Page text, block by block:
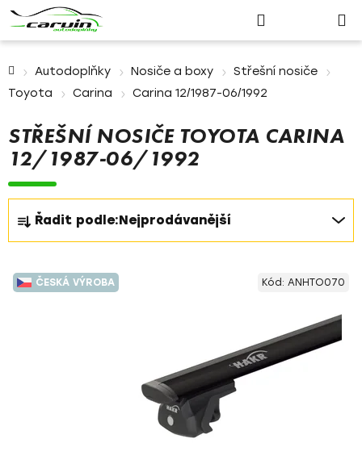
Přihlášení
košík
Autodoplňky Nosiče a boxy
Střešní nosiče
Toyota
Carina Carina 12/1987-06/1992
STŘEŠNÍ NOSIČE TOYOTA CARINA
12/1987-06/1992
Ř
a
z
e
n
Řadit podle:Nejprodávanější
V
ý
ČESKÁ VÝROBA Kód: ANHTO070